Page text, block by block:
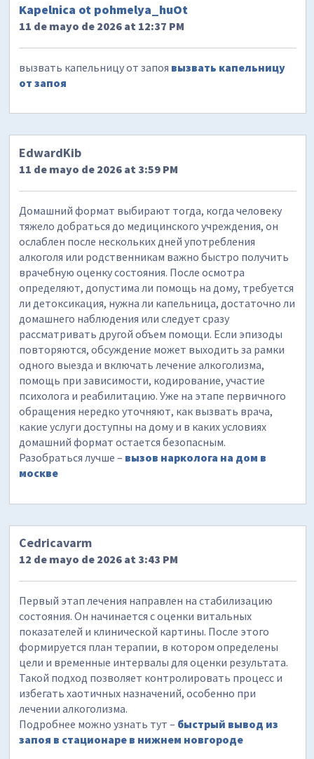
Kapelnica ot pohmelya_huOt
11 de mayo de 2026 at 12:37 PM
вызвать капельницу от запоя вызвать капельницу
от запоя
EdwardKib
11 de mayo de 2026 at 3:59 PM
Домашний формат выбирают тогда, когда человеку
тяжело добраться до медицинского учреждения, он
ослаблен после нескольких дней употребления
алкоголя или родственникам важно быстро получить
врачебную оценку состояния. После осмотра
определяют, допустима ли помощь на дому, требуется
ли детоксикация, нужна ли капельница, достаточно ли
домашнего наблюдения или следует сразу
рассматривать другой объем помощи. Если эпизоды
повторяются, обсуждение может выходить за рамки
одного выезда и включать лечение алкоголизма,
помощь при зависимости, кодирование, участие
психолога и реабилитацию. Уже на этапе первичного
обращения нередко уточняют, как вызвать врача,
какие услуги доступны на дому и в каких условиях
домашний формат остается безопасным.
Разобраться лучше – вызов нарколога на дом в
москве
Cedricavarm
12 de mayo de 2026 at 3:43 PM
Первый этап лечения направлен на стабилизацию
состояния. Он начинается с оценки витальных
показателей и клинической картины. После этого
формируется план терапии, в котором определены
цели и временные интервалы для оценки результата.
Такой подход позволяет контролировать процесс и
избегать хаотичных назначений, особенно при
лечении алкоголизма.
Подробнее можно узнать тут – быстрый вывод из
запоя в стационаре в нижнем новгороде